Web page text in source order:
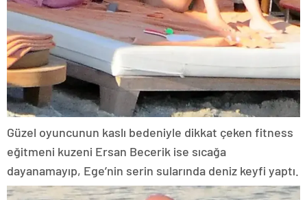
Güzel oyuncunun kaslı bedeniyle dikkat çeken fitness
eğitmeni kuzeni Ersan Becerik ise sıcağa
dayanamayıp, Ege’nin serin sularında deniz keyfi yaptı.